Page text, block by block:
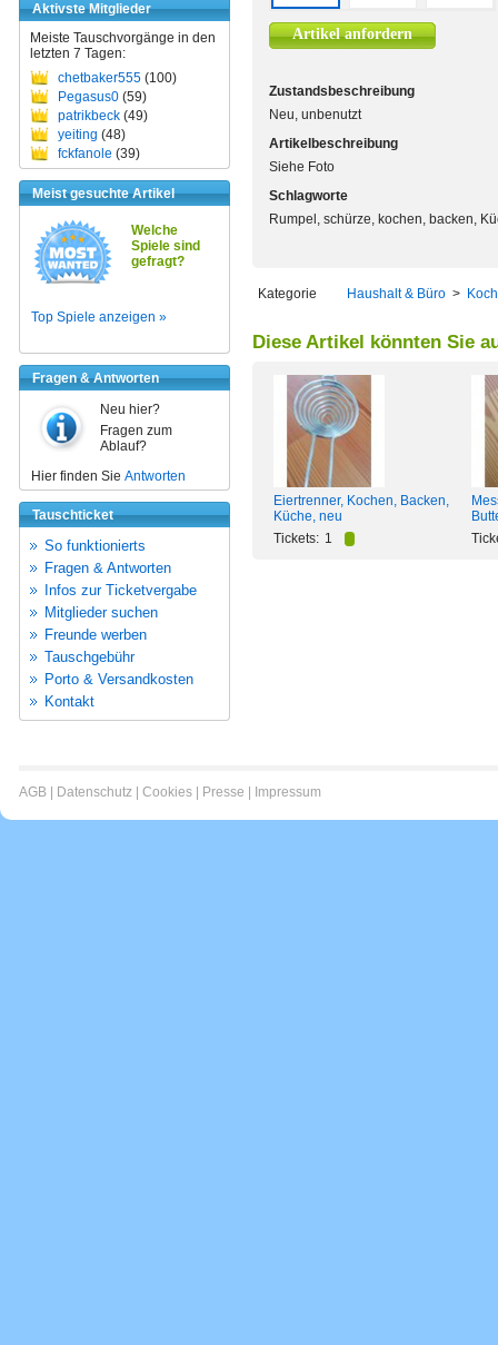
Aktivste Mitglieder
Meiste Tauschvorgänge in den
letzten 7 Tagen:
chetbaker555 (100)
Pegasus0 (59)
patrikbeck (49)
yeiting (48)
fckfanole (39)
Meist gesuchte Artikel
Welche
Spiele sind
gefragt?
Top Spiele anzeigen »
Fragen & Antworten
Neu hier?
Fragen zum
Ablauf?
Hier finden Sie Antworten
Tauschticket
So funktionierts
Fragen & Antworten
Infos zur Ticketvergabe
Mitglieder suchen
Freunde werben
Tauschgebühr
Porto & Versandkosten
Kontakt
Artikel anfordern
Zustandsbeschreibung
Neu, unbenutzt
Artikelbeschreibung
Siehe Foto
Schlagworte
Rumpel, schürze, kochen, backen,
Kategorie Haushalt & Büro >
Diese Artikel könnten Sie
Eiertrenner, Kochen, Backen,
Küche, neu
Tickets: 1
AGB Datenschutz Cookies Presse Impressum